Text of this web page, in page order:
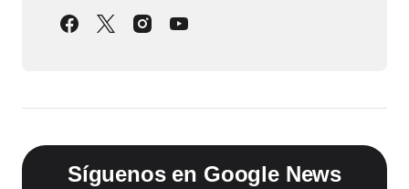
Síguenos en Google News